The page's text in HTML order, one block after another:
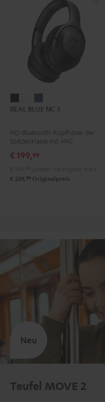
BLUE
3
Night
Black
BLUE
3
Pearl
White
BLUE
3
Steel
REAL BLUE NC 3
HD-Bluetooth-Kopfhörer der
Spitzenklasse mit ANC
€ 199,99
€ 229, 99 Originalpreis
Teufel MOVE 2
Neu